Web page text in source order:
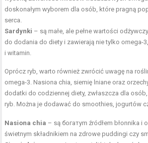
doskonałym wyborem dla osób, które pragną
serca.
Sardynki – są małe, ale pełne wartości
do dodania do diety i zawierają nie tylko omega-
i witamin.
Oprócz ryb, warto również zwrócić uwagę na
omega-3. Nasiona chia, siemię lniane oraz
dodatki do codziennej diety, zwłaszcza dla
ryb. Można je dodawać do smoothies, jogurtów
Nasiona chia – są богатym źródłem błonnika i
świetnym składnikiem na zdrowe puddingi czy